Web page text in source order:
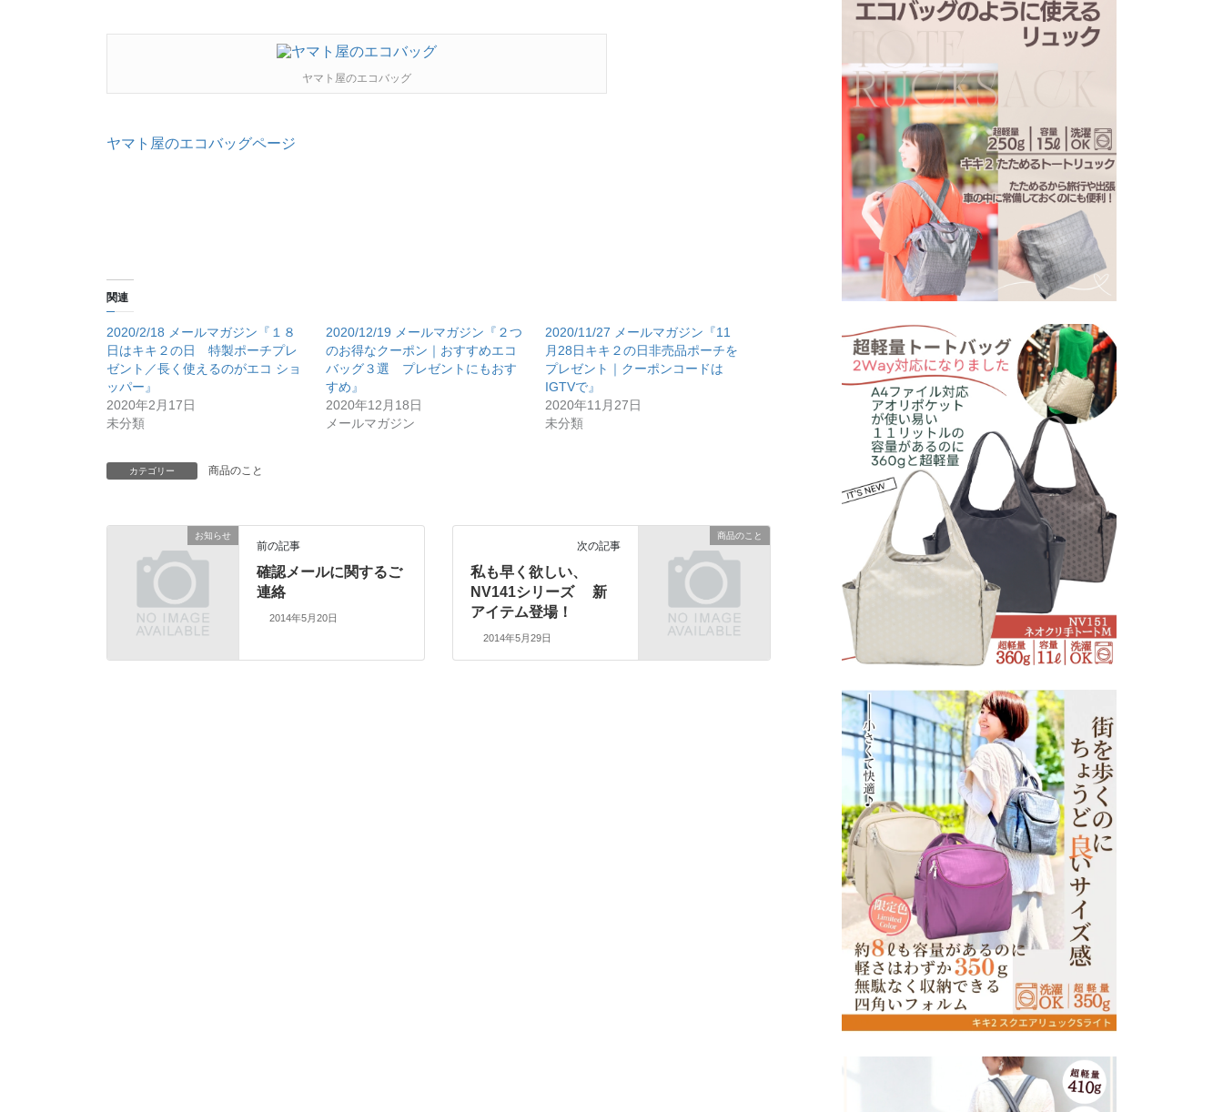
ヤマト屋のエコバッグ
ヤマト屋のエコバッグページ
関連
2020/2/18 メールマガジン『１８
日はキキ２の日 特製ポーチプレ
ゼント／長く使えるのがエコ ショ
ッパー』
2020年2月17日
未分類
2020/12/19 メールマガジン『２つ
のお得なクーポン｜おすすめエコ
バッグ３選 プレゼントにもおす
すめ』
2020年12月18日
メールマガジン
2020/11/27 メールマガジン『11
月28日キキ２の日非売品ポーチを
プレゼント｜クーポンコードは
IGTVで』
2020年11月27日
未分類
カテゴリー 商品のこと
お知らせ
前の記事
確認メールに関するご
連絡
2014年5月20日
商品のこと
次の記事
私も早く欲しい、
NV141シリーズ 新
アイテム登場！
2014年5月29日